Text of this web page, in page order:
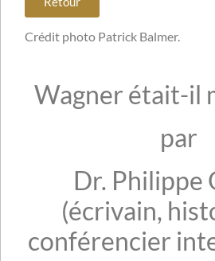
Crédit photo Patrick Balmer.
Wagner était-il
par
Dr. Philippe
(écrivain,
conférencier